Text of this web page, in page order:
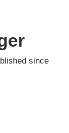
since